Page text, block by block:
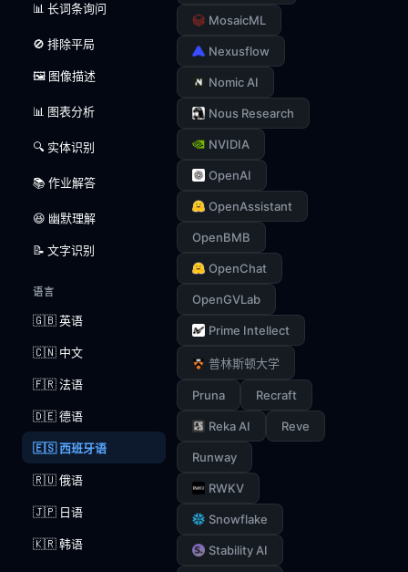
📊 长词条询问
🚫 排除平局
🖼️ 图像描述
📊 图表分析
🔍 实体识别
📚 作业解答
😆 幽默理解
📝 文字识别
语言
🇬🇧 英语
🇨🇳 中文
🇫🇷 法语
🇩🇪 德语
🇪🇸 西班牙语
🇷🇺 俄语
🇯🇵 日语
🇰🇷 韩语
MosaicML
Nexusflow
Nomic AI
Nous Research
NVIDIA
OpenAI
OpenAssistant
OpenBMB
OpenChat
OpenGVLab
Prime Intellect
普林斯顿大学
Pruna Recraft
Reka AI Reve
Runway
RWKV
Snowflake
Stability AI